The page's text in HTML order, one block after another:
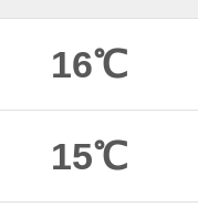
16℃
15℃